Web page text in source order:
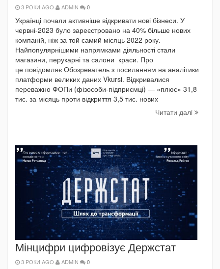
3 РОКИ AGO ADMIN 0
Українці почали активніше відкривати нові бізнеси. У
червні-2023 було зареєстровано на 40% більше нових
компаній, ніж за той самий місяць 2022 року.
Найпопулярнішими напрямками діяльності стали
магазини, перукарні та салони краси. Про
це повідомляє Обозреватель з посиланням на аналітики
платформи великих даних Vkursi. Відкривалися
переважно ФОПи (фізособи-підприємці) — «плюс» 31,8
тис. за місяць проти відкриття 3,5 тис. нових
Читати далi
Мінцифри цифровізує Держстат
3 РОКИ AGO ADMIN 0